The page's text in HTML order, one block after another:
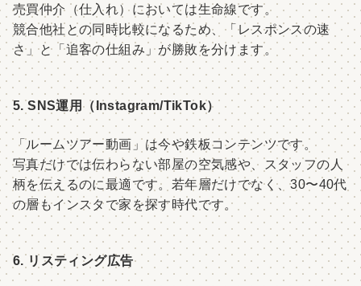
売買仲介（仕入れ）においては生命線です。
競合他社との同時比較になるため、「レスポンスの速
さ」と「追客の仕組み」が勝敗を分けます。
5. SNS運用（Instagram/TikTok）
「ルームツアー動画」は今や鉄板コンテンツです。
写真だけでは伝わらない部屋の空気感や、スタッフの人
柄を伝えるのに最適です。若年層だけでなく、30〜40代
の層もインスタで家を探す時代です。
6. リスティング広告